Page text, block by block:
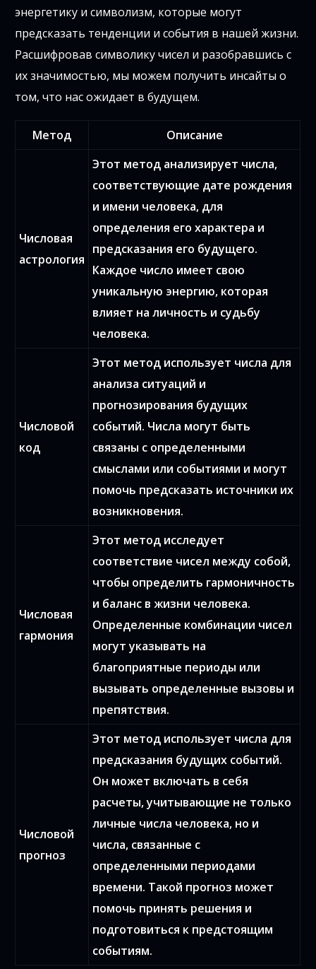
энергетику и символизм, которые могут
предсказать тенденции и события в нашей жизни.
Расшифровав символику чисел и разобравшись с
их значимостью, мы можем получить инсайты о
том, что нас ожидает в будущем.
Метод Описание
Числовая
астрология
Этот метод анализирует числа,
соответствующие дате рождения
и имени человека, для
определения его характера и
предсказания его будущего.
Каждое число имеет свою
уникальную энергию, которая
влияет на личность и судьбу
человека.
Числовой
код
Этот метод использует числа для
анализа ситуаций и
прогнозирования будущих
событий. Числа могут быть
связаны с определенными
смыслами или событиями и могут
помочь предсказать источники их
возникновения.
Числовая
гармония
Этот метод исследует
соответствие чисел между собой,
чтобы определить гармоничность
и баланс в жизни человека.
Определенные комбинации чисел
могут указывать на
благоприятные периоды или
вызывать определенные вызовы и
препятствия.
Числовой
прогноз
Этот метод использует числа для
предсказания будущих событий.
Он может включать в себя
расчеты, учитывающие не только
личные числа человека, но и
числа, связанные с
определенными периодами
времени. Такой прогноз может
помочь принять решения и
подготовиться к предстоящим
событиям.